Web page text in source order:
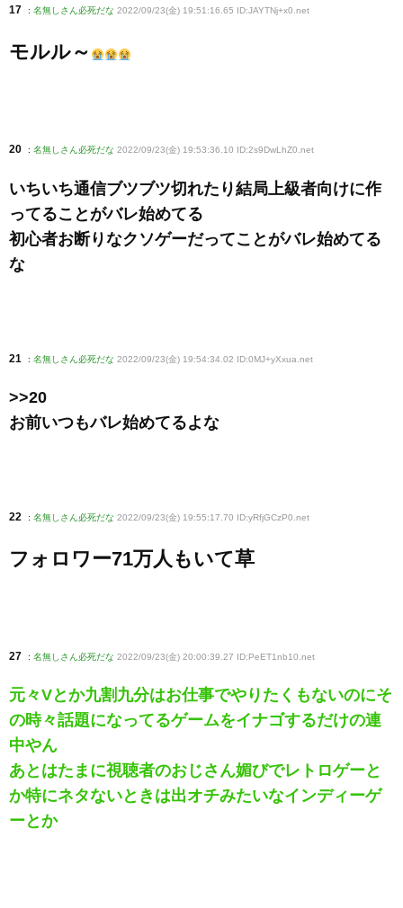
17 : 名無しさん必死だな 2022/09/23(金) 19:51:16.65 ID:JAYTNj+x0 .net
モルル～
20 : 名無しさん必死だな 2022/09/23(金) 19:53:36.10 ID:2s9DwLhZ0.net
いちいち通信ブツブツ切れたり結局上級者向けに作
ってることがバレ始めてる
初心者お断りなクソゲーだってことがバレ始めてる
な
21 : 名無しさん必死だな 2022/09/23(金) 19:54:34.02 ID:0MJ+yXxua .net
>>20
お前いつもバレ始めてるよな
22 : 名無しさん必死だな 2022/09/23(金) 19:55:17.70 ID:yRfjGCzP0 .net
フォロワー71万人もいて草
27 : 名無しさん必死だな 2022/09/23(金) 20:00:39.27 ID:PeET1nb10 .net
元々Vとか九割九分はお仕事でやりたくもないのにそ
の時々話題になってるゲームをイナゴするだけの連
中やん
あとはたまに視聴者のおじさん媚びでレトロゲーと
か特にネタないときは出オチみたいなインディーゲ
ーとか